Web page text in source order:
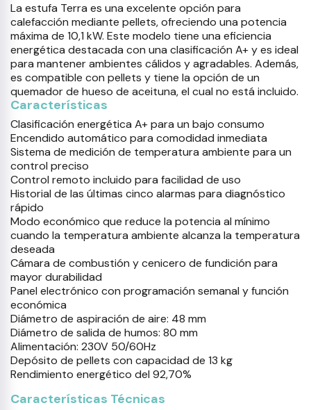
La estufa Terra es una excelente opción para
calefacción mediante pellets, ofreciendo una potencia
máxima de 10,1 kW. Este modelo tiene una eficiencia
energética destacada con una clasificación A+ y es ideal
para mantener ambientes cálidos y agradables. Además,
es compatible con pellets y tiene la opción de un
quemador de hueso de aceituna, el cual no está incluido.
Características
Clasificación energética A+ para un bajo consumo
Encendido automático para comodidad inmediata
Sistema de medición de temperatura ambiente para un
control preciso
Control remoto incluido para facilidad de uso
Historial de las últimas cinco alarmas para diagnóstico
rápido
Modo económico que reduce la potencia al mínimo
cuando la temperatura ambiente alcanza la temperatura
deseada
Cámara de combustión y cenicero de fundición para
mayor durabilidad
Panel electrónico con programación semanal y función
económica
Diámetro de aspiración de aire: 48 mm
Diámetro de salida de humos: 80 mm
Alimentación: 230V 50/60Hz
Depósito de pellets con capacidad de 13 kg
Rendimiento energético del 92,70%
Características Técnicas